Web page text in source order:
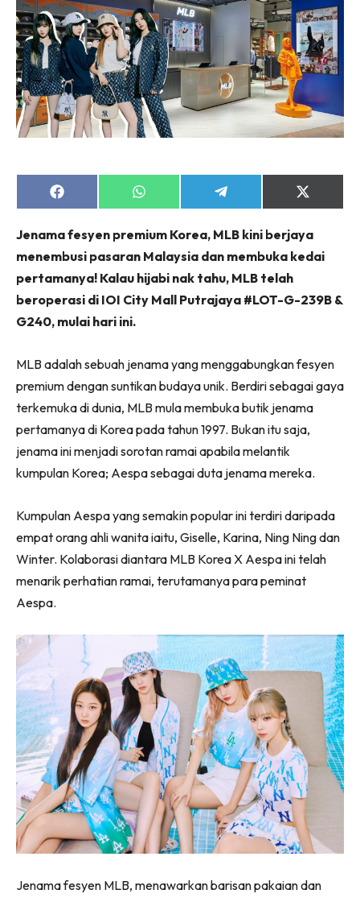
Share
on
Share
on
Share
on
Share
on
(Twitter)
Jenama fesyen premium Korea, MLB kini berjaya
menembusi pasaran Malaysia dan membuka kedai
pertamanya! Kalau hijabi nak tahu, MLB telah
beroperasi di IOI City Mall Putrajaya #LOT-G-239B &
G240, mulai hari ini.
MLB adalah sebuah jenama yang menggabungkan fesyen
premium dengan suntikan budaya unik. Berdiri sebagai gaya
terkemuka di dunia, MLB mula membuka butik jenama
pertamanya di Korea pada tahun 1997. Bukan itu saja,
jenama ini menjadi sorotan ramai apabila melantik
kumpulan Korea; Aespa sebagai duta jenama mereka.
Kumpulan Aespa yang semakin popular ini terdiri daripada
empat orang ahli wanita iaitu, Giselle, Karina, Ning Ning dan
Winter. Kolaborasi diantara MLB Korea X Aespa ini telah
menarik perhatian ramai, terutamanya para peminat
Aespa.
Jenama fesyen MLB, menawarkan barisan pakaian dan